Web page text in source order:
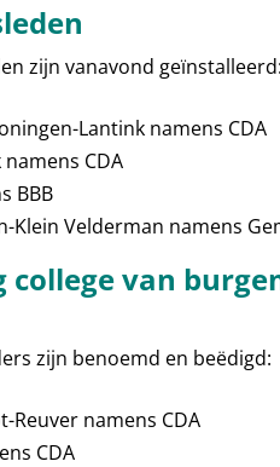
zijn vanavond geïnstalleerd:
Lantink namens CDA
CDA
BBB
Klein Velderman namens
college van
zijn benoemd en beëdigd:
Reuver namens CDA
CDA